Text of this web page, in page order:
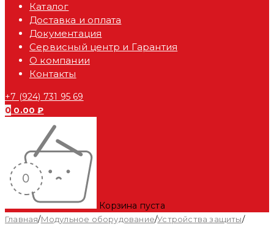
Каталог
Доставка и оплата
Документация
Сервисный центр и Гарантия
О компании
Контакты
+7 (924) 731 95 69
0 0.00₽
Корзина пуста
Главная/Модульное оборудование/Устройства защиты/